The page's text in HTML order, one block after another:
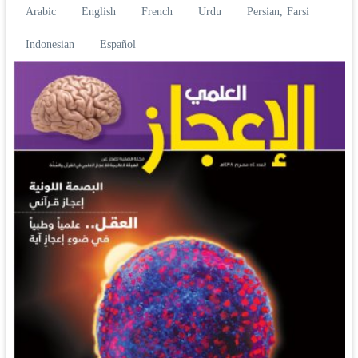
Arabic English French Urdu
Persian, Farsi
Indonesian
Español